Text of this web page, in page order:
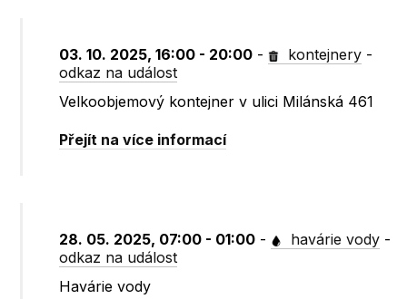
03. 10. 2025, 16:00 - 20:00 - kontejnery -
odkaz na událost
Velkoobjemový kontejner v ulici Milánská 461
Přejít na více informací
28. 05. 2025, 07:00 - 01:00 - havárie vody -
odkaz na událost
Havárie vody